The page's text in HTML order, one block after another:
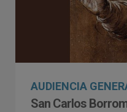
AUDIENCIA
San Carlos